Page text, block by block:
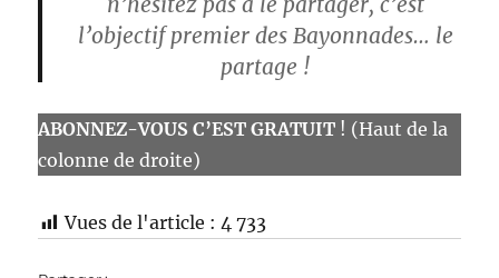
l’objectif premier des Bayonnades… le
partage !
ABONNEZ-VOUS C’EST GRATUIT ! (Haut de la
colonne de droite)
Vues de l'article : 4 733